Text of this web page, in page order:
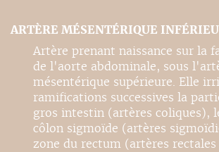
ARTÈRE MÉSENTÉRIQUE
Artère prenant naissance sur la
de l'aorte abdominale, sous
mésentérique supérieure. Elle
ramifications successives la
gros intestin (artères coliques),
côlon sigmoïde (artères
zone du rectum (artères rectales